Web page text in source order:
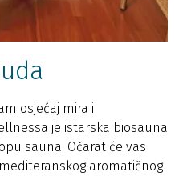
osjećaj mira i
je istarska biosauna
sauna. Očarat će vas
aromatičnog